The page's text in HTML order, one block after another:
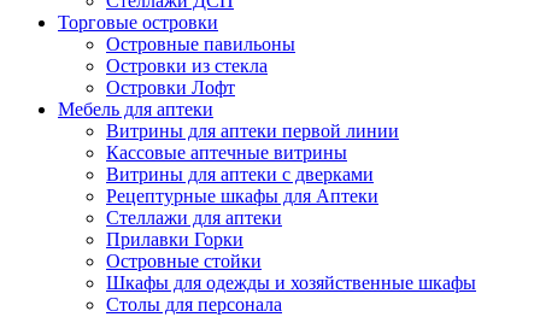
Торговые островки
Островные павильоны
Островки из стекла
Островки Лофт
Мебель для аптеки
Витрины для аптеки первой линии
Кассовые аптечные витрины
Витрины для аптеки с дверками
Рецептурные шкафы для Аптеки
Стеллажи для аптеки
Прилавки Горки
Островные стойки
Шкафы для одежды и хозяйственные шкафы
Столы для персонала